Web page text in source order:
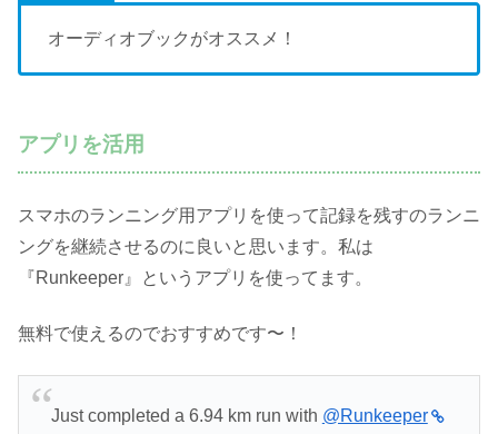
オーディオブックがオススメ！
アプリを活用
スマホのランニング用アプリを使って記録を残すのランニ
ングを継続させるのに良いと思います。私は
『Runkeeper』というアプリを使ってます。
無料で使えるのでおすすめです〜！
Just completed a 6.94 km run with @Runkeeper